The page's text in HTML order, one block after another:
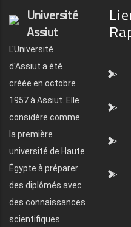
Université
Assiut
L'Université
d'Assiut a été
créée en octobre
1957 à Assiut. Elle
considère comme
la première
université de Haute
Égypte à préparer
des diplômés avec
des connaissances
scientifiques.
">
">
">
">